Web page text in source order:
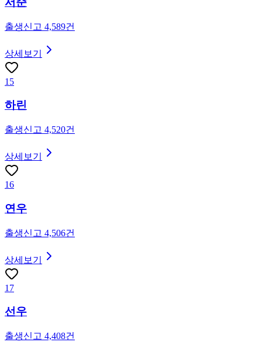
출생신고 4,589건
상세보기
15
하린
출생신고 4,520건
상세보기
16
연우
출생신고 4,506건
상세보기
17
선우
출생신고 4,408건